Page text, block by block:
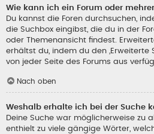
Wie kann ich ein Forum oder
Du kannst die Foren durchsuchen,
die Suchbox eingibst, die du in der
oder Themenansicht findest.
erhältst du, indem du den „Erweiterte
von jeder Seite des Forums aus
Nach oben
Weshalb erhalte ich bei der Suche
Deine Suche war möglicherweise zu
enthielt zu viele gängige Wörter,